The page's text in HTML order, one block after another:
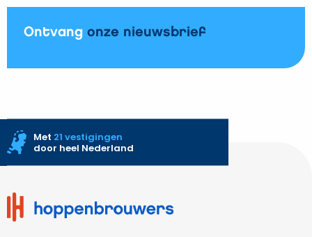
Ontvang onze nieuwsbrief
Site
Met 21 vestigingen
door heel Nederland